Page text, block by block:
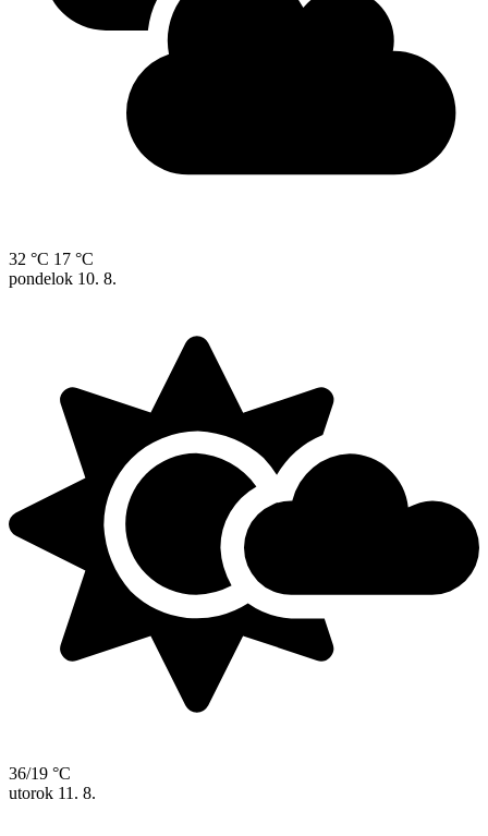
32 °C 17 °C
pondelok 10. 8.
36/19 °C
utorok 11. 8.